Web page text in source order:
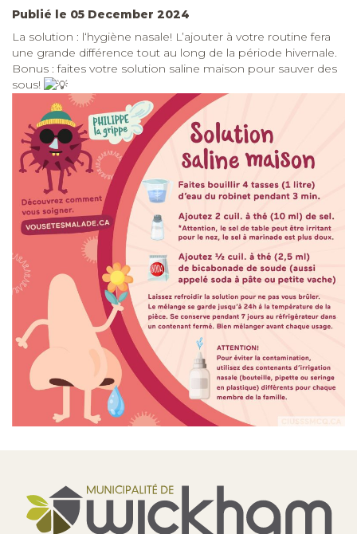
Publié le 05 December 2024
La solution : l‘hygiène nasale! L’ajouter à votre routine fera
une grande différence tout au long de la période hivernale.
Bonus : faites votre solution saline maison pour sauver des
sous!